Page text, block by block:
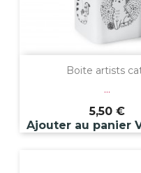
Boite artists
...
5,50 €
Ajouter au panier